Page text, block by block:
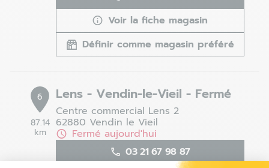
Voir la fiche magasin
Définir comme magasin préféré
6
87.14
km
Lens - Vendin-le-Vieil - Fermé
Centre commercial Lens 2
62880 Vendin le Vieil
Fermé aujourd'hui
03 21 67 98 87